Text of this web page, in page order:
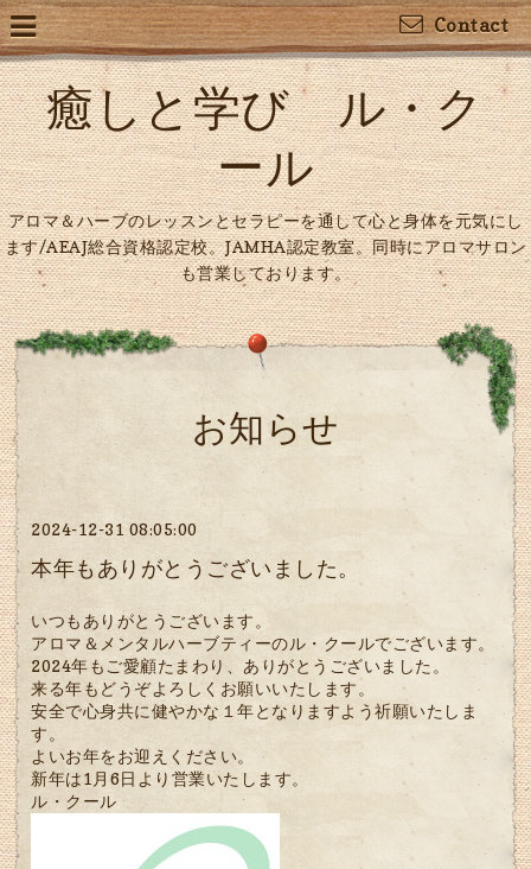
Contact
癒しと学び ル・ク
ール
アロマ＆ハーブのレッスンとセラピーを通して心と身体を元気にし
ます/AEAJ総合資格認定校。JAMHA認定教室。同時にアロマサロン
も営業しております。
お知らせ
2024-12-31 08:05:00
本年もありがとうございました。
いつもありがとうございます。
アロマ＆メンタルハーブティーのル・クールでございます。
2024年もご愛顧たまわり、ありがとうございました。
来る年もどうぞよろしくお願いいたします。
安全で心身共に健やかな１年となりますよう祈願いたしま
す。
よいお年をお迎えください。
新年は1月6日より営業いたします。
ル・クール